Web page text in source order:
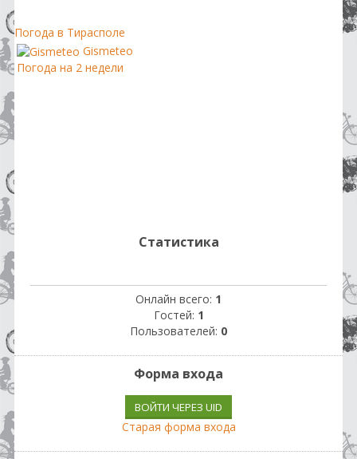
Погода в Тирасполе
Gismeteo
Погода на 2 недели
Статистика
Онлайн всего: 1
Гостей: 1
Пользователей: 0
Форма входа
ВОЙТИ ЧЕРЕЗ UID
Старая форма входа